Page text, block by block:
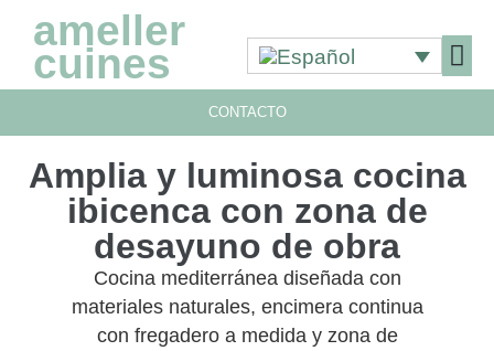
ameller
cuines
CONTACTO
Amplia y luminosa cocina
ibicenca con zona de
desayuno de obra
Cocina mediterránea diseñada con
materiales naturales, encimera continua
con fregadero a medida y zona de